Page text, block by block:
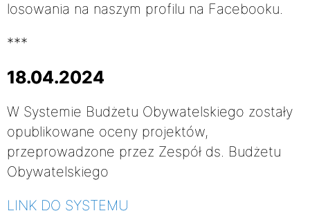
losowania na naszym profilu na Facebooku.
***
18.04.2024
W Systemie Budżetu Obywatelskiego zostały
opublikowane oceny projektów,
przeprowadzone przez Zespół ds. Budżetu
Obywatelskiego
LINK DO SYSTEMU